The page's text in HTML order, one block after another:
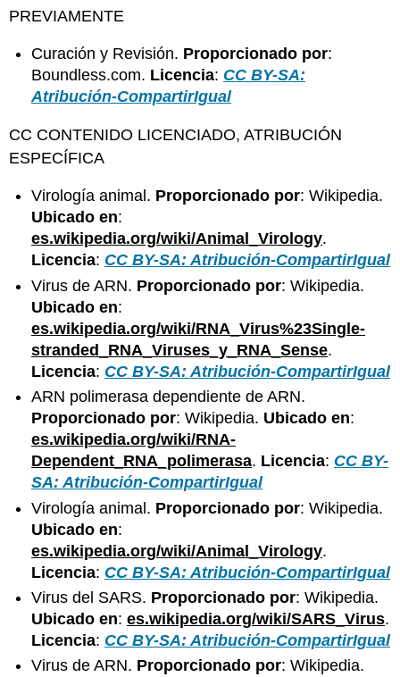
PREVIAMENTE
Curación y Revisión. Proporcionado por:
Boundless.com. Licencia: CC BY-SA:
Atribución-CompartirIgual
CC CONTENIDO LICENCIADO, ATRIBUCIÓN
ESPECÍFICA
Virología animal. Proporcionado por: Wikipedia.
Ubicado en:
es.wikipedia.org/wiki/Animal_Virology.
Licencia: CC BY-SA: Atribución-CompartirIgual
Virus de ARN. Proporcionado por: Wikipedia.
Ubicado en:
es.wikipedia.org/wiki/RNA_Virus%23Single-
stranded_RNA_Viruses_y_RNA_Sense.
Licencia: CC BY-SA: Atribución-CompartirIgual
ARN polimerasa dependiente de ARN.
Proporcionado por: Wikipedia. Ubicado en:
es.wikipedia.org/wiki/RNA-
Dependent_RNA_polimerasa. Licencia: CC BY-
SA: Atribución-CompartirIgual
Virología animal. Proporcionado por: Wikipedia.
Ubicado en:
es.wikipedia.org/wiki/Animal_Virology.
Licencia: CC BY-SA: Atribución-CompartirIgual
Virus del SARS. Proporcionado por: Wikipedia.
Ubicado en:es.wikipedia.org/wiki/SARS_Virus.
Licencia: CC BY-SA: Atribución-CompartirIgual
Virus de ARN. Proporcionado por: Wikipedia.